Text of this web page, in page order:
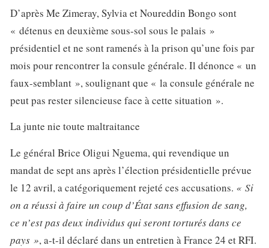
D’après Me Zimeray, Sylvia et Noureddin Bongo sont
« détenus en deuxième sous-sol sous le palais »
présidentiel et ne sont ramenés à la prison qu’une fois par
mois pour rencontrer la consule générale. Il dénonce « un
faux-semblant », soulignant que « la consule générale ne
peut pas rester silencieuse face à cette situation ».
La junte nie toute maltraitance
Le général Brice Oligui Nguema, qui revendique un
mandat de sept ans après l’élection présidentielle prévue
le 12 avril, a catégoriquement rejeté ces accusations. « Si
on a réussi à faire un coup d’État sans effusion de sang,
ce n’est pas deux individus qui seront torturés dans ce
pays », a-t-il déclaré dans un entretien à France 24 et RFI.